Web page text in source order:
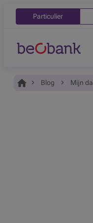
Particulier
Je bent hier:
Home Blog Mijn